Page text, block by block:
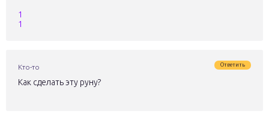
1
1
Кто-то Ответить
Как сделать эту руну?